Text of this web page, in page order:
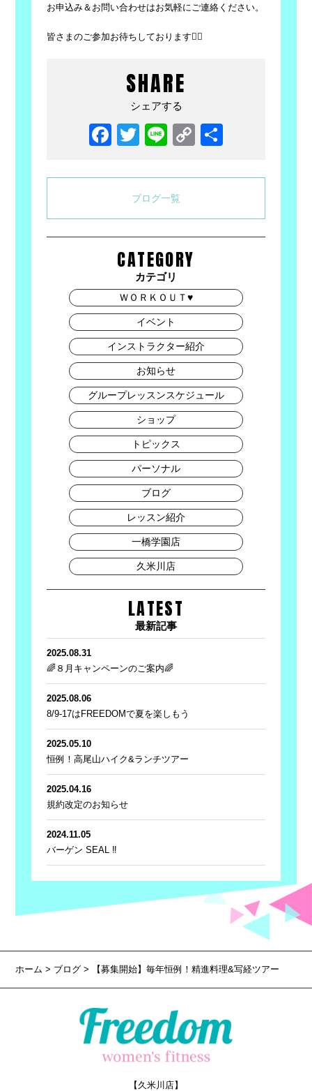
お申込み＆お問い合わせはお気軽にご連絡ください。
皆さまのご参加お待ちしております💁‍♀️
SHARE
シェアする
Facebook
Twitter
LineCopy
ブログ一覧
CATEGORY
カテゴリ
ＷＯＲＫＯＵＴ♥
イベント
インストラクター紹介
お知らせ
グループレッスンスケジュール
ショップ
トピックス
パーソナル
ブログ
レッスン紹介
一橋学園店
久米川店
LATEST
最新記事
2025.08.31
🌈８月キャンペーンのご案内🌈
2025.08.06
8/9-17はFREEDOMで夏を楽しもう
2025.05.10
恒例！高尾山ハイク&ランチツアー
2025.04.16
規約改定のお知らせ
2024.11.05
バーゲン SEAL ‼
ホーム> ブログ > 【募集開始】毎年恒例！精進料理&写経ツアー
【久米川店】